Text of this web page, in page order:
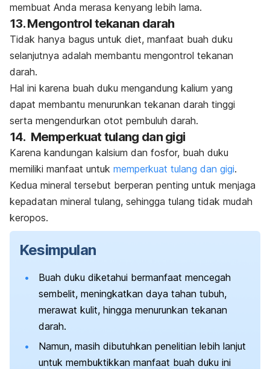
membuat Anda merasa kenyang lebih lama.
13. Mengontrol tekanan darah
Tidak hanya bagus untuk diet, manfaat buah duku
selanjutnya adalah membantu mengontrol tekanan
darah.
Hal ini karena buah duku mengandung kalium yang
dapat membantu menurunkan tekanan darah tinggi
serta mengendurkan otot pembuluh darah.
14. Memperkuat tulang dan gigi
Karena kandungan kalsium dan fosfor, buah duku
memiliki manfaat untuk memperkuat tulang dan gigi.
Kedua mineral tersebut berperan penting untuk menjaga
kepadatan mineral tulang, sehingga tulang tidak mudah
keropos.
Kesimpulan
Buah duku diketahui bermanfaat mencegah
sembelit, meningkatkan daya tahan tubuh,
merawat kulit, hingga menurunkan tekanan
darah.
Namun, masih dibutuhkan penelitian lebih lanjut
untuk membuktikkan manfaat buah duku ini